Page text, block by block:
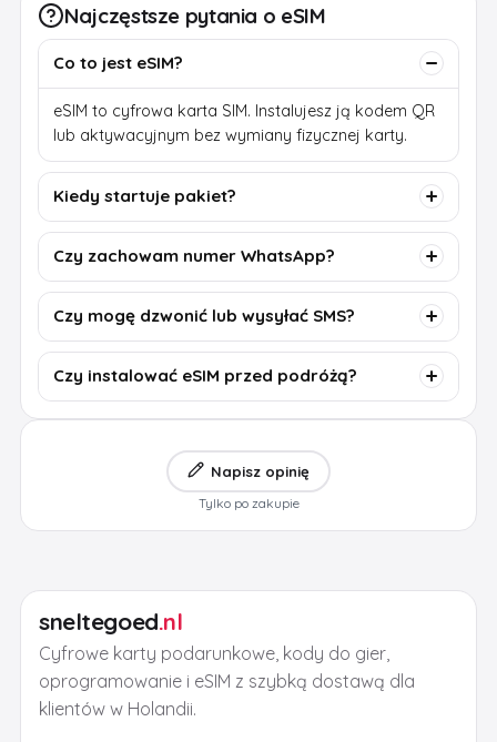
Najczęstsze pytania o eSIM
Co to jest eSIM?
eSIM to cyfrowa karta SIM. Instalujesz ją kodem QR
lub aktywacyjnym bez wymiany fizycznej karty.
Kiedy startuje pakiet?
Czy zachowam numer WhatsApp?
Czy mogę dzwonić lub wysyłać SMS?
Czy instalować eSIM przed podróżą?
Napisz opinię
Tylko po zakupie
sneltegoed.nl
Cyfrowe karty podarunkowe, kody do gier,
oprogramowanie i eSIM z szybką dostawą dla
klientów w Holandii.